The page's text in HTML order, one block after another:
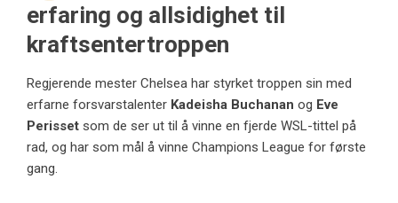
erfaring og allsidighet til
kraftsentertroppen
Regjerende mester Chelsea har styrket troppen sin med
erfarne forsvarstalenter Kadeisha Buchanan og Eve
Perisset som de ser ut til å vinne en fjerde WSL-tittel på
rad, og har som mål å vinne Champions League for første
gang.